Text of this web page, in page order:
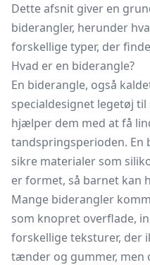
Dette afsnit giver en
biderangler, herunder
forskellige typer, der
Hvad er en biderangle?
En biderangle, også
specialdesignet legetøj
hjælper dem med at få
tandspringsperioden. En
sikre materialer som
er formet, så barnet kan
Mange biderangler
som knopret overflade,
forskellige teksturer, der
tænder og gummer, men